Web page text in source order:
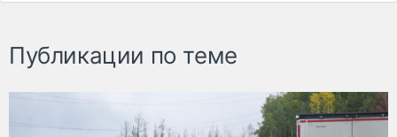
Публикации по теме